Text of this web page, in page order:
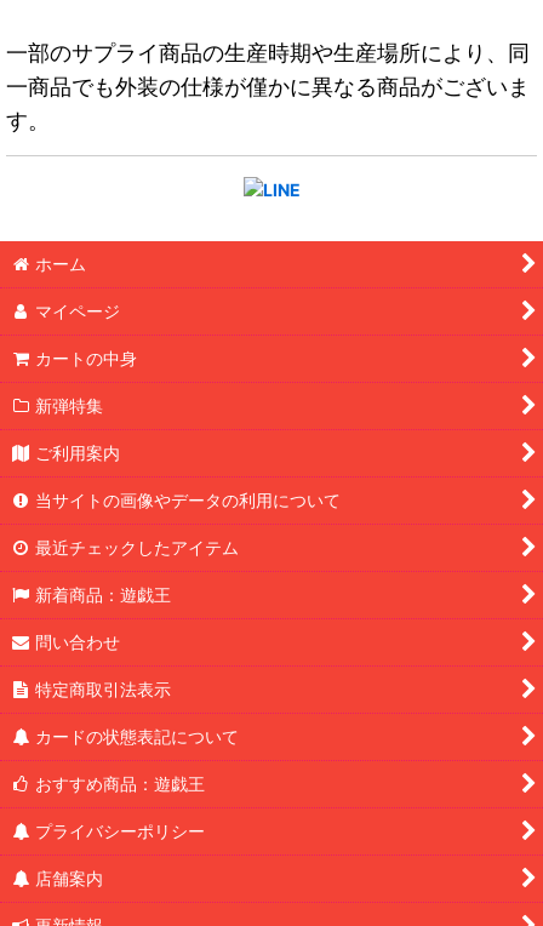
一部のサプライ商品の生産時期や生産場所により、同
一商品でも外装の仕様が僅かに異なる商品がございま
す。
ホーム
マイページ
カートの中身
新弾特集
ご利用案内
当サイトの画像やデータの利用について
最近チェックしたアイテム
新着商品：遊戯王
問い合わせ
特定商取引法表示
カードの状態表記について
おすすめ商品：遊戯王
プライバシーポリシー
店舗案内